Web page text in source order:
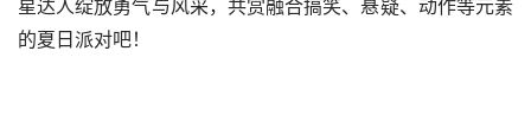
星达人绽放勇气与风采，共赏融合搞笑、悬疑、动作等元素
的夏日派对吧！